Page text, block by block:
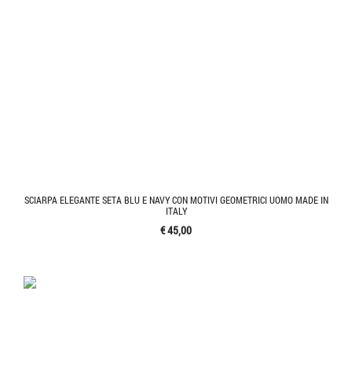
SCIARPA ELEGANTE SETA BLU E NAVY CON MOTIVI GEOMETRICI UOMO MADE IN
ITALY
€ 45,00